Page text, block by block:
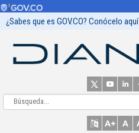
¿Sabes que es GOV.CO? Conócelo aquí